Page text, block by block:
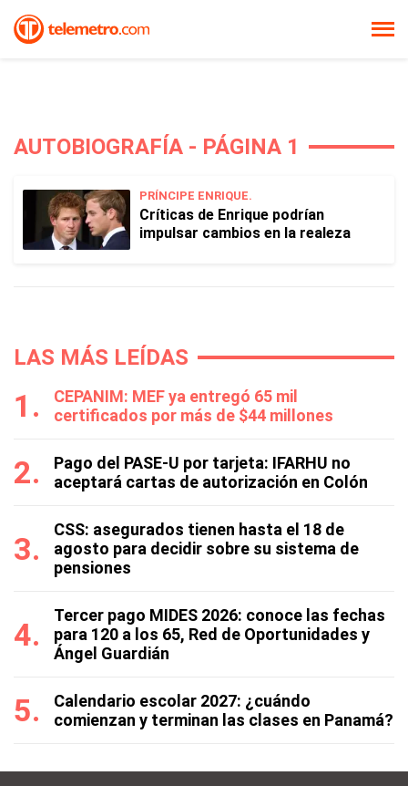
AUTOBIOGRAFÍA - PÁGINA 1
PRÍNCIPE ENRIQUE.
Críticas de Enrique podrían
impulsar cambios en la realeza
LAS MÁS LEÍDAS
CEPANIM: MEF ya entregó 65 mil
certificados por más de $44 millones
Pago del PASE-U por tarjeta: IFARHU no
aceptará cartas de autorización en Colón
CSS: asegurados tienen hasta el 18 de
agosto para decidir sobre su sistema de
pensiones
Tercer pago MIDES 2026: conoce las fechas
para 120 a los 65, Red de Oportunidades y
Ángel Guardián
Calendario escolar 2027: ¿cuándo
comienzan y terminan las clases en Panamá?